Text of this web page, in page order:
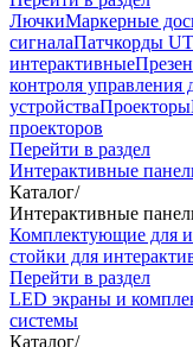
ЛючкиМаркерные
сигналаПатчкорды
интерактивные
контроля управления
устройстваПроекторы
проекторов
Перейти в раздел
Интерактивные
Каталог/
Интерактивные
Комплектующие для
стойки для
Перейти в раздел
LED экраны и
системы
Каталог/